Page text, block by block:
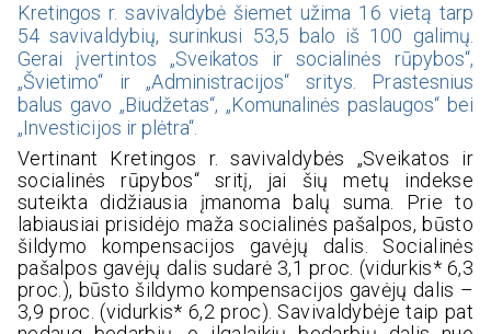
Kretingos r. savivaldybė šiemet užima 16 vietą tarp
54 savivaldybių, surinkusi 53,5 balo iš 100 galimų.
Gerai įvertintos „Sveikatos ir socialinės rūpybos“,
„Švietimo“ ir „Administracijos“ sritys. Prastesnius
balus gavo „Biudžetas“, „Komunalinės paslaugos“ bei
„Investicijos ir plėtra“.
Vertinant Kretingos r. savivaldybės „Sveikatos ir
socialinės rūpybos“ sritį, jai šių metų indekse
suteikta didžiausia įmanoma balų suma. Prie to
labiausiai prisidėjo maža socialinės pašalpos, būsto
šildymo kompensacijos gavėjų dalis. Socialinės
pašalpos gavėjų dalis sudarė 3,1 proc. (vidurkis* 6,3
proc.), būsto šildymo kompensacijos gavėjų dalis –
3,9 proc. (vidurkis* 6,2 proc). Savivaldybėje taip pat